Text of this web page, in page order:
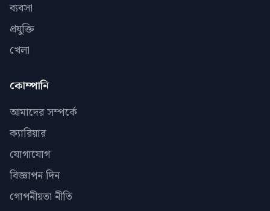
ব্যবসা
প্রযুক্তি
খেলা
কোম্পানি
আমাদের সম্পর্কে
ক্যারিয়ার
যোগাযোগ
বিজ্ঞাপন দিন
গোপনীয়তা নীতি